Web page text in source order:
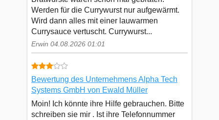
Werden für die Currywurst nur aufgewärmt.
Wird dann alles mit einer lauwarmen
Currysauce vertuscht. Currywurst...
Erwin 04.08.2026 01:01
Bewertung des Unternehmens Alpha Tech
Systems GmbH von Ewald Müller
Moin! Ich könnte ihre Hilfe gebrauchen. Bitte
schreiben sie mir . Ist ihre Telefonnummer